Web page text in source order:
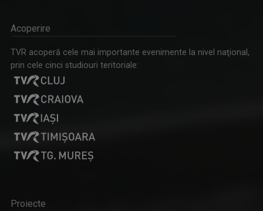
Acoperire
TVR acoperă cele mai importante evenimente la nivel naţional,
prin cele cinci studiouri teritoriale:
Proiecte